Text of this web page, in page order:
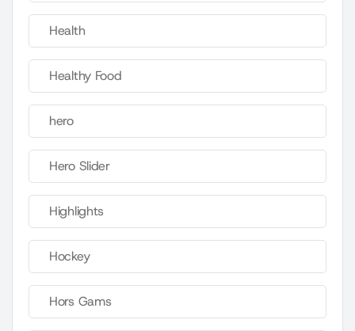
Health
Healthy Food
hero
Hero Slider
Highlights
Hockey
Hors Gams